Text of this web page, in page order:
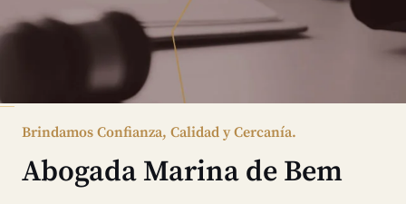
Brindamos Confianza, Calidad y Cercanía.
Abogada Marina de Bem